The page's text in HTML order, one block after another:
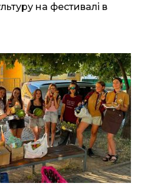
на фестивалі в